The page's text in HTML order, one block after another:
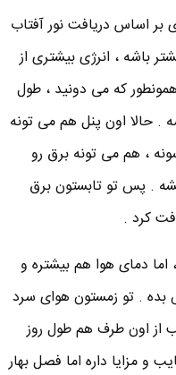
بر اساس دریافت نور آفتاب
باشه ، انرژی بیشتری از
که می دونید ، طول
. حالا اون پنل هم می تونه
، هم می تونه برق رو
. پس تو تابستون برق
کرد .
اما دمای هوا هم بیشتره و
بده . تو زمستون هوای سرد
از اون طرف هم طول روز
مزایا داره اما فصل بهار